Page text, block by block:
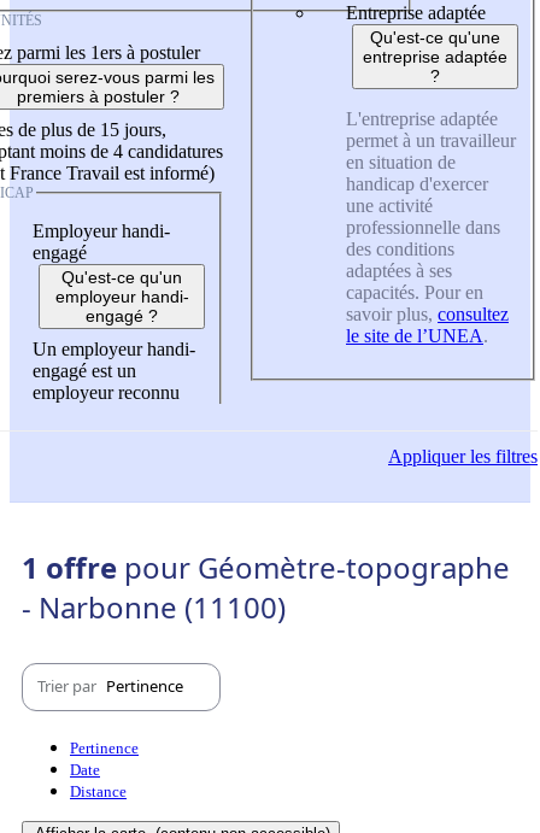
parmi les 1ers à postuler
serez-vous parmi les
premiers à postuler ?
de plus de 15 jours,
moins de 4 candidatures
France Travail est informé)
Employeur handi-
engagé
Qu'est-ce qu'un
employeur handi-
engagé ?
Un employeur handi-
engagé est un
employeur reconnu
Entreprise adaptée
Qu'est-ce qu'une
entreprise adaptée
?
L'entreprise adaptée
permet à un travailleur
en situation de
handicap d'exercer
une activité
professionnelle dans
des conditions
adaptées à ses
capacités. Pour en
savoir plus, consultez
le site de l’UNEA.
Appliquerles filtres
1 offre pour Géomètre-topographe
- Narbonne (11100)
Trier par Pertinence
Pertinence
Date
Distance